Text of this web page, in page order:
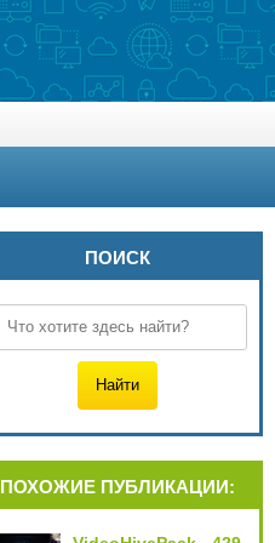
ПОИСК
ПОХОЖИЕ ПУБЛИКАЦИИ: